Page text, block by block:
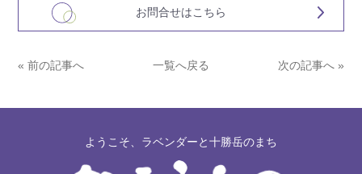
お問合せはこちら
« 前の記事へ 一覧へ戻る 次の記事へ »
ようこそ、ラベンダーと十勝岳のまち